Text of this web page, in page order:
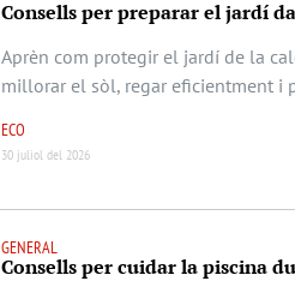
Consells per preparar el jardí
Aprèn com protegir el jardí de la
millorar el sòl, regar eficientment i
ECO
30 juliol del 2026
GENERAL
Consells per cuidar la piscina